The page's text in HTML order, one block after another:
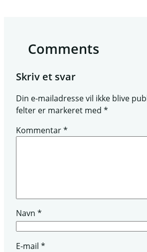
Comments
Skriv et svar
Din e-mailadresse vil ikke blive
felter er markeret med *
Kommentar*
Navn *
E-mail *